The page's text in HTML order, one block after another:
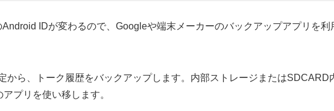
IDが変わるので、Googleや端末メーカーのバックアップアプリを
から、トーク履歴をバックアップします。内部ストレージまたは
プリを使い移します。